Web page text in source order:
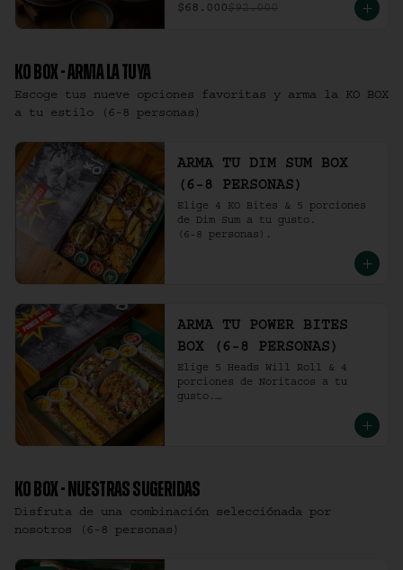
$68.000$92.000
KO BOX - ARMA LA TUYA
Escoge tus nueve opciones favoritas y arma la KO BOX
a tu estilo (6-8 personas)
ARMA TU DIM SUM BOX
(6-8 PERSONAS)
Elige 4 KO Bites & 5 porciones
de Dim Sum a tu gusto.
(6-8 personas).
ARMA TU POWER BITES
BOX (6-8 PERSONAS)
Elige 5 Heads Will Roll & 4
porciones de Noritacos a tu
gusto.
KO BOX - NUESTRAS SUGERIDAS
Disfruta de una combinación selecciónada por
nosotros (6-8 personas)